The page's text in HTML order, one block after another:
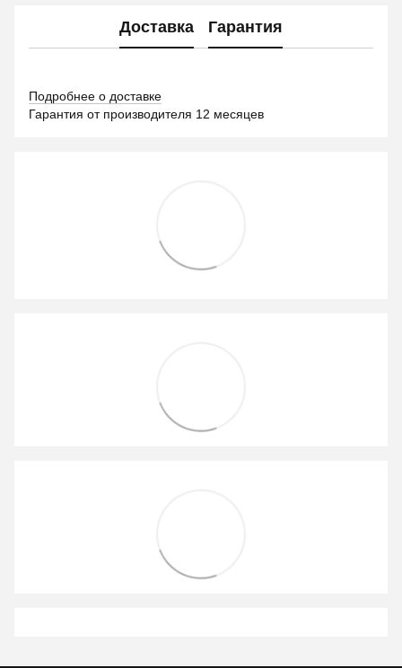
Доставка Гарантия
Подробнее о доставке
Гарантия от производителя 12 месяцев